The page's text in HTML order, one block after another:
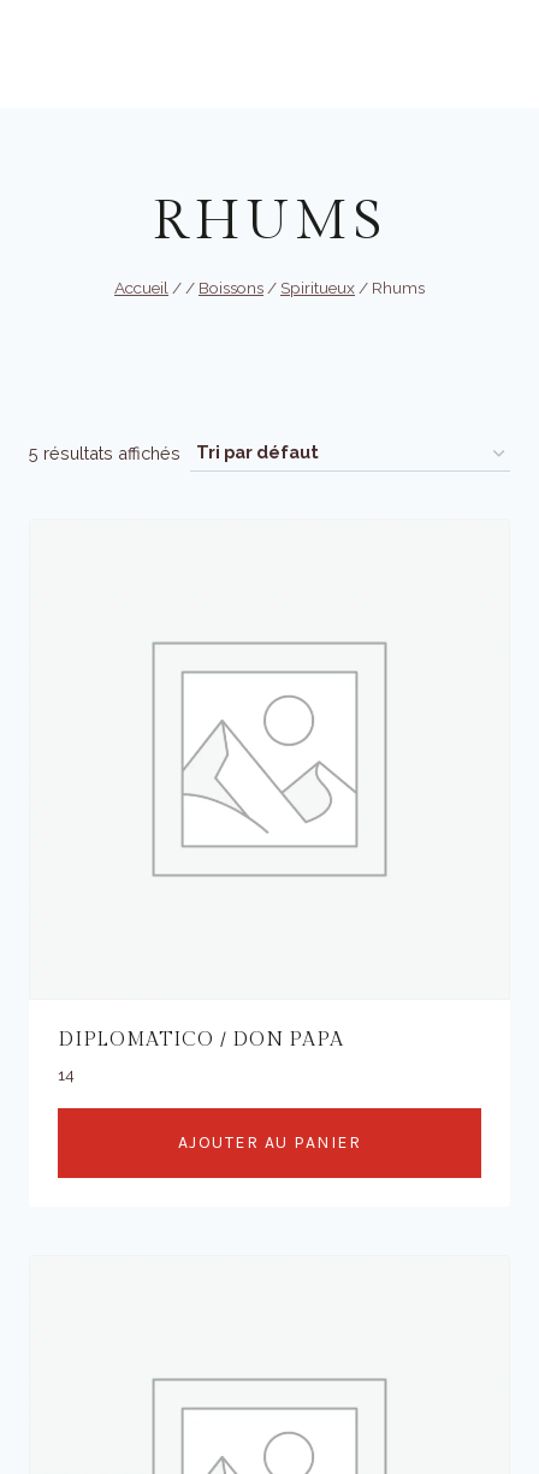
RHUMS
Accueil / / Boissons / Spiritueux / Rhums
5 résultats affichés
DIPLOMATICO / DON PAPA
14
AJOUTER AU PANIER